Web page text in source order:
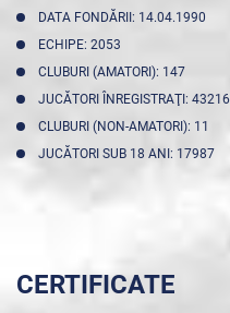
DATA FONDĂRII: 14.04.1990
ECHIPE: 2053
CLUBURI (AMATORI): 147
JUCĂTORI ÎNREGISTRAŢI: 43216
CLUBURI (NON-AMATORI): 11
JUCĂTORI SUB 18 ANI: 17987
CERTIFICATE